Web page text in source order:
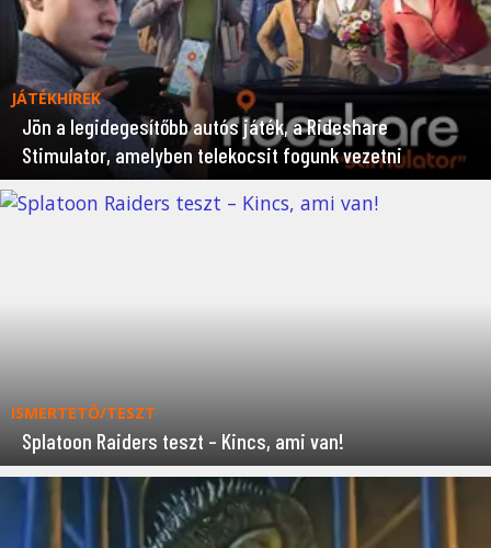
JÁTÉKHÍREK
Jön a legidegesítőbb autós játék, a Rideshare
Stimulator, amelyben telekocsit fogunk vezetni
ISMERTETŐ/TESZT
Splatoon Raiders teszt – Kincs, ami van!